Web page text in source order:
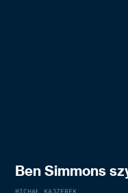
Ben Simmons